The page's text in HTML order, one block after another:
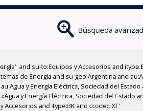
Búsqueda
and su-to:Equipos y Accesorios and
de Energía and su-geo:Argentina and
y Energía Eléctrica, Sociedad del
y Energía Eléctrica, Sociedad del Estado
and itype:BK and ccode:EXT'